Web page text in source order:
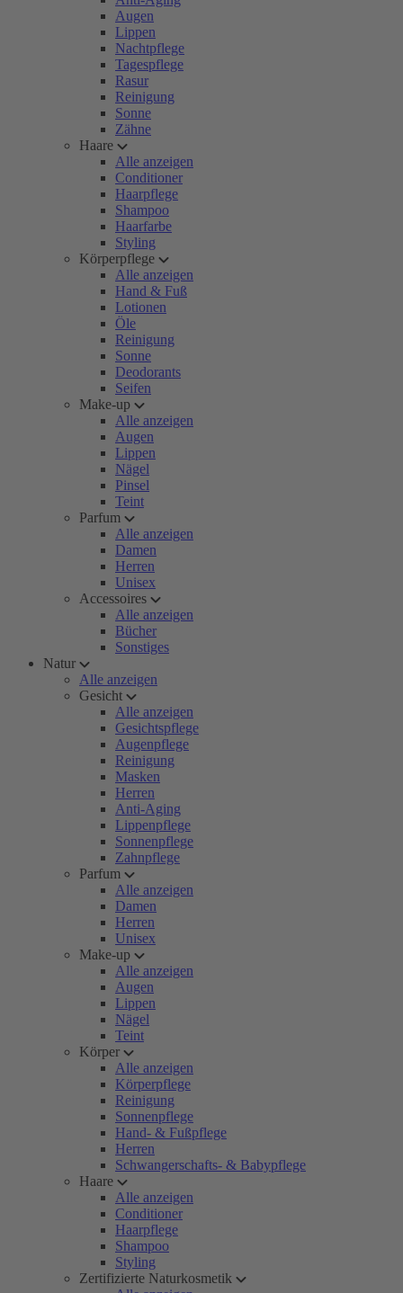
Augen
Lippen
Nachtpflege
Tagespflege
Rasur
Reinigung
Sonne
Zähne
Haare
Alle anzeigen
Conditioner
Haarpflege
Shampoo
Haarfarbe
Styling
Körperpflege
Alle anzeigen
Hand & Fuß
Lotionen
Öle
Reinigung
Sonne
Deodorants
Seifen
Make-up
Alle anzeigen
Augen
Lippen
Nägel
Pinsel
Teint
Parfum
Alle anzeigen
Damen
Herren
Unisex
Accessoires
Alle anzeigen
Bücher
Sonstiges
Natur
Alle anzeigen
Gesicht
Alle anzeigen
Gesichtspflege
Augenpflege
Reinigung
Masken
Herren
Anti-Aging
Lippenpflege
Sonnenpflege
Zahnpflege
Parfum
Alle anzeigen
Damen
Herren
Unisex
Make-up
Alle anzeigen
Augen
Lippen
Nägel
Teint
Körper
Alle anzeigen
Körperpflege
Reinigung
Sonnenpflege
Hand- & Fußpflege
Herren
Schwangerschafts- & Babypflege
Haare
Alle anzeigen
Conditioner
Haarpflege
Shampoo
Styling
Zertifizierte Naturkosmetik